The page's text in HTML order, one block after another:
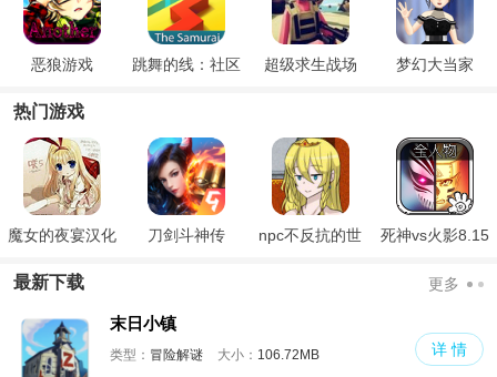
恶狼游戏
跳舞的线：社区
超级求生战场 梦幻大当家
热门游戏
魔女的夜宴汉化
刀剑斗神传
npc不反抗的世
死神vs火影8.15
最新下载 更多
末日小镇
类型： 冒险解谜 大小： 106.72MB
详 情